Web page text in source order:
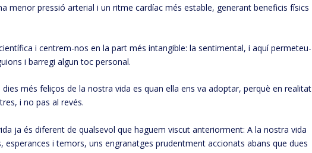
menor pressió arterial i un ritme cardíac més estable, generant beneficis físics
i centrem-nos en la part més intangible: la sentimental, i aquí permeteu-
i barregi algun toc personal.
més feliços de la nostra vida es quan ella ens va adoptar, perquè en realitat
i no pas al revés.
ja és diferent de qualsevol que haguem viscut anteriorment: A la nostra vida
esperances i temors, uns engranatges prudentment accionats abans que dues